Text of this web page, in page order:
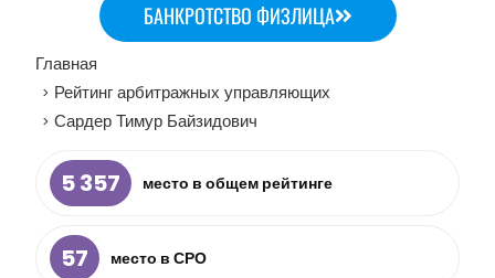
БАНКРОТСТВО ФИЗЛИЦА
Главная
> Рейтинг арбитражных управляющих
> Сардер Тимур Байзидович
5 357 место в общем рейтинге
57
место в СРО